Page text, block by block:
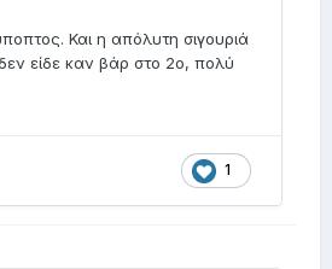
Και η απόλυτη σιγουριά
δεν είδε καν βάρ στο 2ο, πολύ
1